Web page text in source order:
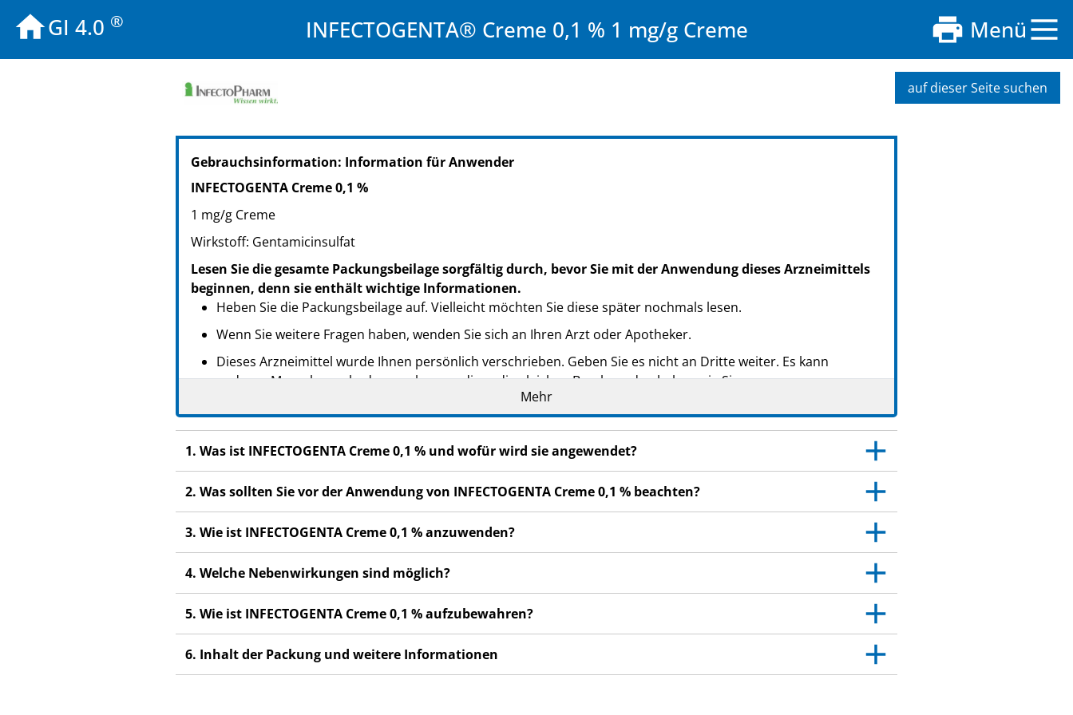
GI 4.0 ® INFECTOGENTA® Creme 0,1 % 1 mg/g Creme Menü
auf dieser Seite suchen
PZN: 06945084
PPN: 110694508406
NTIN: 04150069450844
PPN: 110694509069
NTIN: 04150069450905
PZN: 06945109
PPN: 110694510987
NTIN: 04150069451094
Gebrauchsinformation: Information für Anwender
INFECTOGENTA Creme 0,1 %
1 mg/g Creme
Wirkstoff: Gentamicinsulfat
Lesen Sie die gesamte Packungsbeilage sorgfältig durch, bevor Sie mit der Anwendung dieses Arzneimittels
beginnen, denn sie enthält wichtige Informationen.
Heben Sie die Packungsbeilage auf. Vielleicht möchten Sie diese später nochmals lesen.
Wenn Sie weitere Fragen haben, wenden Sie sich an Ihren Arzt oder Apotheker.
Dieses Arzneimittel wurde Ihnen persönlich verschrieben. Geben Sie es nicht an Dritte weiter. Es kann
anderen Menschen schaden, auch wenn diese die gleichen Beschwerden haben wie Sie.
Nebenwirkungen, die nicht in dieser Packungsbeilage angegeben sind. Siehe Abschnitt 4.
Mehr
1. Was ist INFECTOGENTA Creme 0,1 % und wofür wird sie angewendet?
2. Was sollten Sie vor der Anwendung von INFECTOGENTA Creme 0,1 % beachten?
3. Wie ist INFECTOGENTA Creme 0,1 % anzuwenden?
4. Welche Nebenwirkungen sind möglich?
5. Wie ist INFECTOGENTA Creme 0,1 % aufzubewahren?
6. Inhalt der Packung und weitere Informationen